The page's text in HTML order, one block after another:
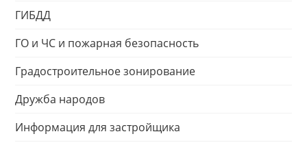
ГИБДД
ГО и ЧС и пожарная безопасность
Градостроительное зонирование
Дружба народов
Информация для застройщика